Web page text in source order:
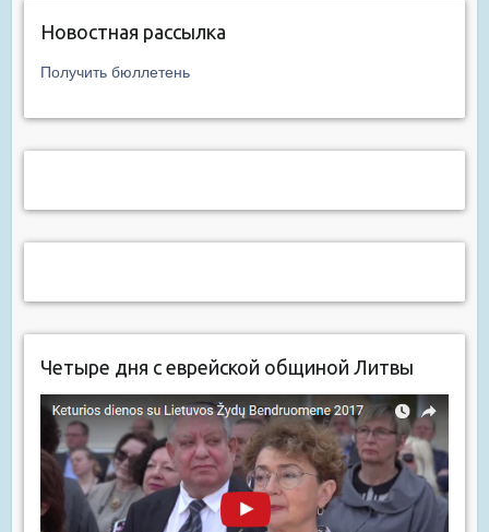
Новостная рассылка
Получить бюллетень
Четыре дня с еврейской общиной Литвы